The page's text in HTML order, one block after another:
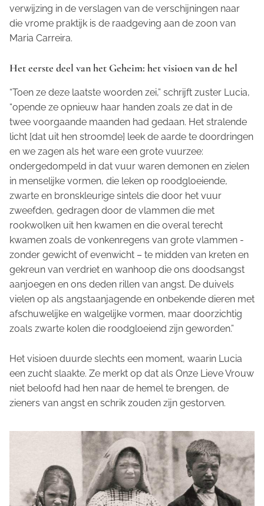
verwijzing in de verslagen van de verschijningen naar
die vrome praktijk is de raadgeving aan de zoon van
Maria Carreira.
Het eerste deel van het Geheim: het visioen van de hel
“Toen ze deze laatste woorden zei,” schrijft zuster Lucia,
“opende ze opnieuw haar handen zoals ze dat in de
twee voorgaande maanden had gedaan. Het stralende
licht [dat uit hen stroomde] leek de aarde te doordringen
en we zagen als het ware een grote vuurzee:
ondergedompeld in dat vuur waren demonen en zielen
in menselijke vormen, die leken op roodgloeiende,
zwarte en bronskleurige sintels die door het vuur
zweefden, gedragen door de vlammen die met
rookwolken uit hen kwamen en die overal terecht
kwamen zoals de vonkenregens van grote vlammen -
zonder gewicht of evenwicht – te midden van kreten en
gekreun van verdriet en wanhoop die ons doodsangst
aanjoegen en ons deden rillen van angst. De duivels
vielen op als angstaanjagende en onbekende dieren met
afschuwelijke en walgelijke vormen, maar doorzichtig
zoals zwarte kolen die roodgloeiend zijn geworden.”
Het visioen duurde slechts een moment, waarin Lucia
een zucht slaakte. Ze merkt op dat als Onze Lieve Vrouw
niet beloofd had hen naar de hemel te brengen, de
zieners van angst en schrik zouden zijn gestorven.